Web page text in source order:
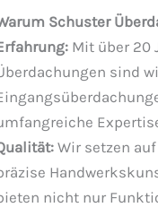
Schuster
Mit über 20
sind
Wir setzen
nicht nur